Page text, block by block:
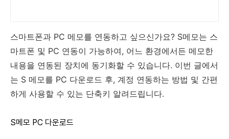
스마트폰과 PC 메모를 연동하고 싶으신가요? S메모는 스
마트폰 및 PC 연동이 가능하여, 어느 환경에서든 메모한
내용을 연동된 장치에 동기화할 수 있습니다. 이번 글에서
는 S 메모를 PC 다운로드 후, 계정 연동하는 방법 및 간편
하게 사용할 수 있는 단축키 알려드립니다.
S메모 PC 다운로드